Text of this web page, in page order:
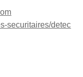
securitaires/detec